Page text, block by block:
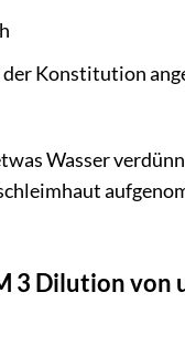
Konstitution
Wasser
3 Dilution von